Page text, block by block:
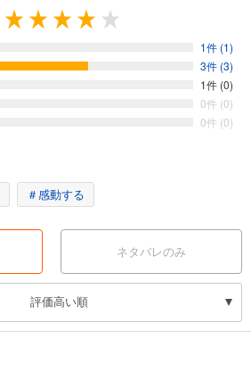
1件 (1)
3件 (3)
1件 (0)
0件 (0)
0件 (0)
＃感動する
ネタバレのみ
評価高い順